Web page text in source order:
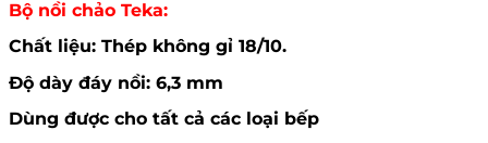
Bộ nồi chảo Teka:
Chất liệu: Thép không gỉ 18/10.
Độ dày đáy nồi: 6,3 mm
Dùng được cho tất cả các loại bếp